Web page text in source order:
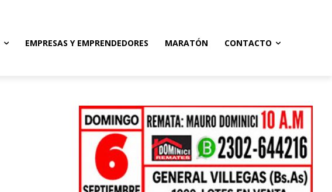
EMPRESAS Y EMPRENDEDORES MARATÓN CONTACTO